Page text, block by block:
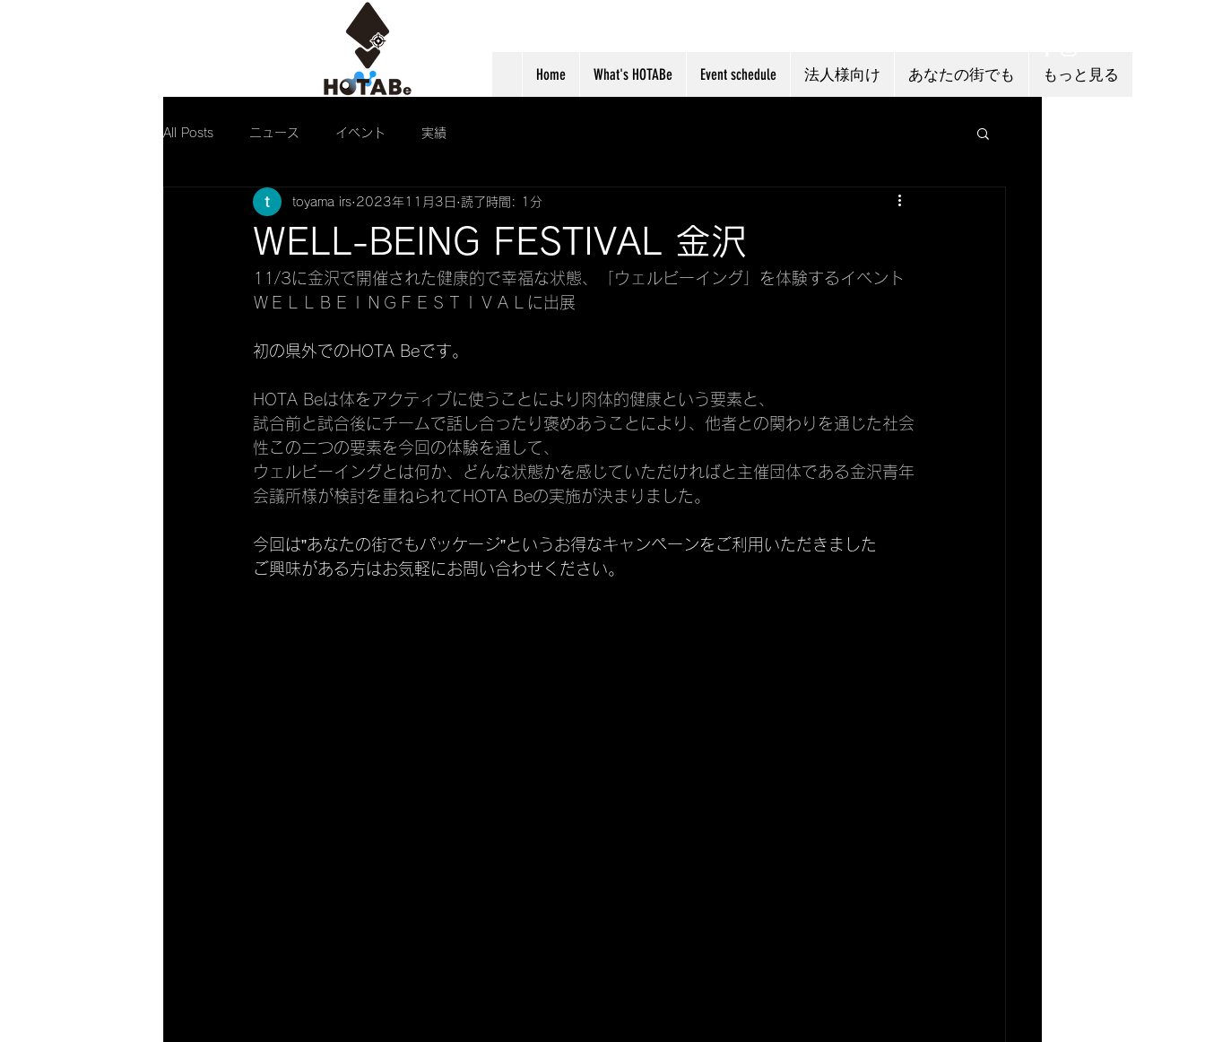
Home What's HOTABe Event schedule 法人様向け あなたの街でも もっと見る
All Posts ニュース イベント 実績
WELL-BEING FESTIVAL 金沢
toyama irs 2023年11月3日 読了時間: 1分
11/3に金沢で開催された健康的で幸福な状態、「ウェルビーイング」を体験するイベント
ＷＥＬＬＢＥＩＮＧＦＥＳＴＩＶＡＬに出展
初の県外でのHOTA Beです。
HOTA Beは体をアクティブに使うことにより肉体的健康という要素と、
試合前と試合後にチームで話し合ったり褒めあうことにより、他者との関わりを通じた社会
性この二つの要素を今回の体験を通して、
ウェルビーイングとは何か、どんな状態かを感じていただければと主催団体である金沢青年
会議所様が検討を重ねられてHOTA Beの実施が決まりました。
今回は”あなたの街でもパッケージ”というお得なキャンペーンをご利用いただきました
ご興味がある方はお気軽にお問い合わせください。